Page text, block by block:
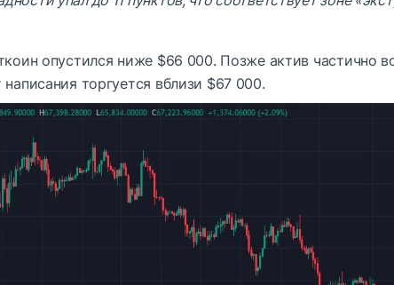
опустился ниже $66 000. Позже актив частично
торгуется вблизи $67 000.